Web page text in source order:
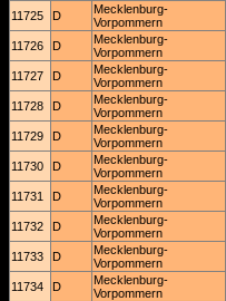
11725 D
Mecklenburg-
Vorpommern
11726 D
Mecklenburg-
Vorpommern
11727 D
Mecklenburg-
Vorpommern
11728 D
Mecklenburg-
Vorpommern
11729 D
Mecklenburg-
Vorpommern
11730 D
Mecklenburg-
Vorpommern
11731 D
Mecklenburg-
Vorpommern
11732 D
Mecklenburg-
Vorpommern
11733 D
Mecklenburg-
Vorpommern
11734 D
Mecklenburg-
Vorpommern